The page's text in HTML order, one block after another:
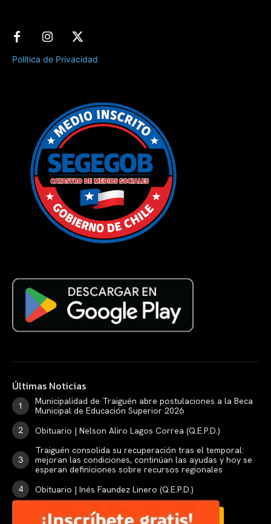
Política de Privacidad
Últimas Noticias
Municipalidad de Traiguén abre postulaciones a la Beca
Municipal de Educación Superior 2026
Obituario | Nelson Aliro Lagos Correa (Q.E.P.D.)
Traiguén consolida su recuperación tras el temporal:
mejoran las condiciones, continúan las ayudas y hoy se
esperan definiciones sobre recursos regionales
Obituario | Inés Faundez Linero (Q.E.P.D.)